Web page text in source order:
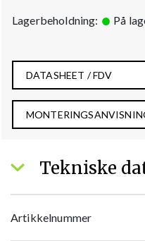
Lagerbeholdning: På
DATASHEET / FDV
Tekniske
Artikkelnummer